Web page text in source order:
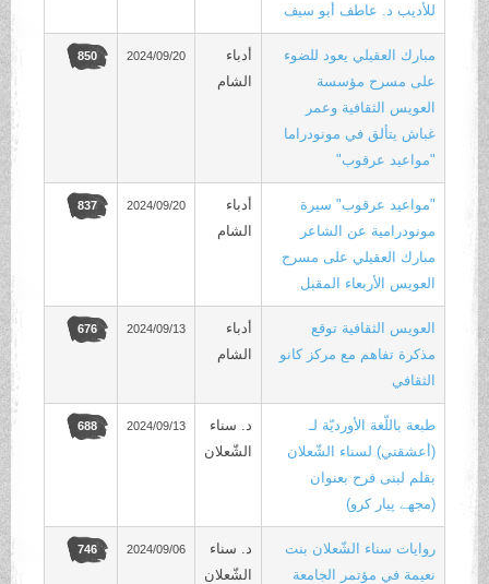
للأديب د. عاطف أبو سيف
مبارك العقيلي يعود للضوء
على مسرح مؤسسة
العويس الثقافية وعمر
غباش يتألق في مونودراما
"مواعيد عرقوب"
أدباء
الشام
2024/09/20
850
"مواعيد عرقوب" سيرة
مونودرامية عن الشاعر
مبارك العقيلي على مسرح
العويس الأربعاء المقبل
أدباء
الشام
2024/09/20
837
العويس الثقافية توقع
مذكرة تفاهم مع مركز كانو
الثقافي
أدباء
الشام
2024/09/13
676
طبعة باللّغة الأورديّة لـ
(أعشقني) لسناء الشّعلان
بقلم لبنى فرح بعنوان
(مجھے پیار کرو)
د. سناء
الشّعلان
2024/09/13
688
روايات سناء الشّعلان بنت
نعيمة في مؤتمر الجامعة
د. سناء
الشّعلان
2024/09/06
746